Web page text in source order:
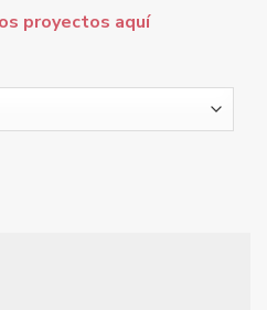
proyectos aquí